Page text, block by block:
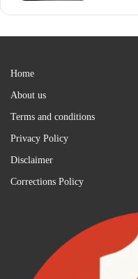
Home
About us
Terms and conditions
Privacy Policy
Disclaimer
Corrections Policy